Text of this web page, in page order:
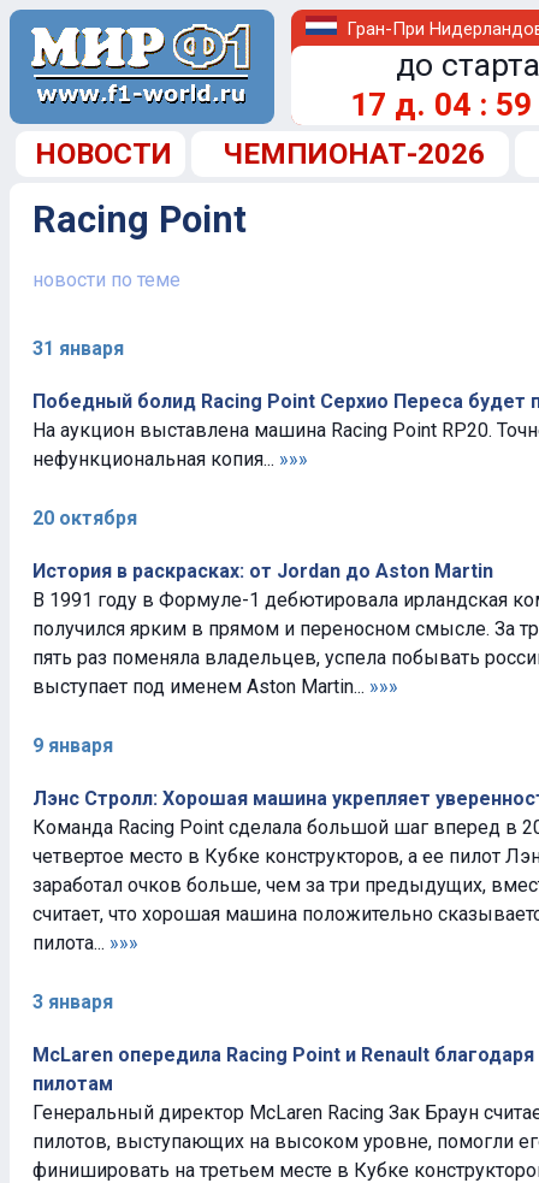
Гран-При
до
17 д. 04 : 59
НОВОСТИ ЧЕМПИОНАТ-2026
Racing Point
новости по теме
31 января
Победный болид Racing Point Серхио Переса будет
На аукцион выставлена машина Racing Point RP20.
нефункциональная копия... »»»
20 октября
История в раскрасках: от Jordan до Aston Martin
В 1991 году в Формуле-1 дебютировала ирландская
получился ярким в прямом и переносном смысле. За
пять раз поменяла владельцев, успела побывать
выступает под именем Aston Martin... »»»
9 января
Лэнс Стролл: Хорошая машина укрепляет
Команда Racing Point сделала большой шаг вперед в
четвертое место в Кубке конструкторов, а ее пилот
заработал очков больше, чем за три предыдущих,
считает, что хорошая машина положительно
пилота... »»»
3 января
McLaren опередила Racing Point и Renault
пилотам
Генеральный директор McLaren Racing Зак Браун
пилотов, выступающих на высоком уровне, помогли
финишировать на третьем месте в Кубке